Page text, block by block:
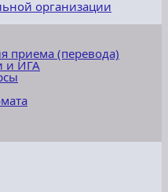
организации
приема (перевода)
и ИГА